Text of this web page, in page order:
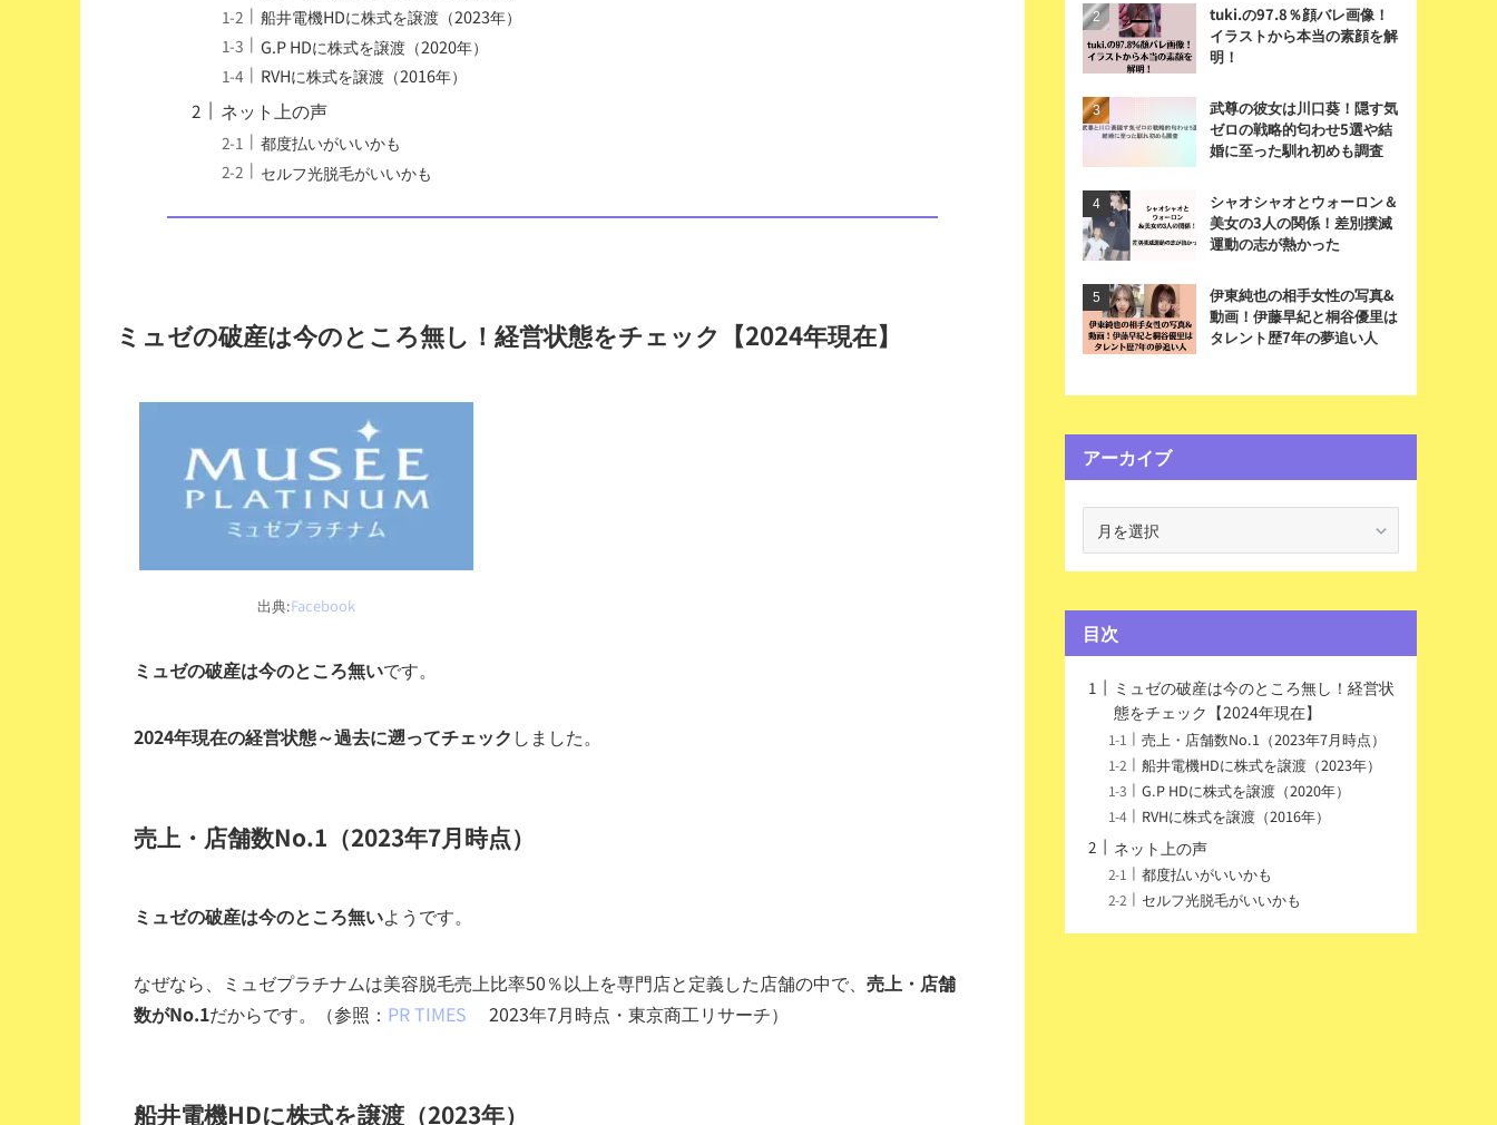
船井電機HDに株式を譲渡（2023年）
G.P HDに株式を譲渡（2020年）
RVHに株式を譲渡（2016年）
ネット上の声
都度払いがいいかも
セルフ光脱毛がいいかも
ミュゼの破産は今のところ無し！経営状態をチェック【2024年現在】
出典:Facebook
ミュゼの破産は今のところ無いです。
2024年現在の経営状態～過去に遡ってチェック しました。
売上・店舗数No.1（2023年7月時点）
ミュゼの破産は今のところ無いようです。
なぜなら、ミュゼプラチナムは美容脱毛売上比率50％以上を専門店と定義した店舗の中で、 売上・店舗
数がNo.1だからです。 （参照： PR TIMES 2023年7月時点・東京商工リサーチ）
船井電機HDに株式を譲渡（2023年）
tuki.の97.8％顔バレ画像！
イラストから本当の素顔を解
明！
武尊の彼女は川口葵！隠す気
ゼロの戦略的匂わせ5選や結
婚に至った馴れ初めも調査
シャオシャオとウォーロン＆
美女の3人の関係！差別撲滅
運動の志が熱かった
伊東純也の相手女性の写真&
動画！伊藤早紀と桐谷優里は
タレント歴7年の夢追い人
アーカイブ
カ
ブ
目次
ミュゼの破産は今のところ無し！経営状
態をチェック【2024年現在】
売上・店舗数No.1（2023年7月時点）
船井電機HDに株式を譲渡（2023年）
G.P HDに株式を譲渡（2020年）
RVHに株式を譲渡（2016年）
ネット上の声
都度払いがいいかも
セルフ光脱毛がいいかも